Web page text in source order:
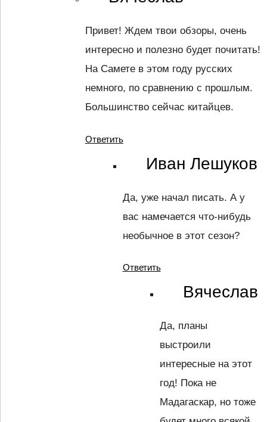
Привет! Ждем твои обзоры, очень
интересно и полезно будет почитать!
На Самете в этом году русских
немного, по сравнению с прошлым.
Большинство сейчас китайцев.
Ответить
Иван Лешуков
Да, уже начал писать. А у
вас намечается что-нибудь
необычное в этот сезон?
Ответить
Вячеслав
Да, планы
выстроили
интересные на этот
год! Пока не
Мадагаскар, но тоже